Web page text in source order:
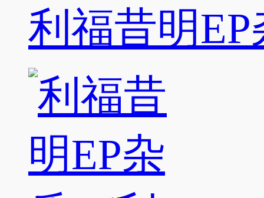
利福昔明